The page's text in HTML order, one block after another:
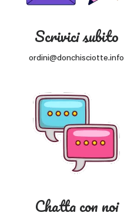
Scrivici subito
ordini@donchisciotte.info
Chatta con noi